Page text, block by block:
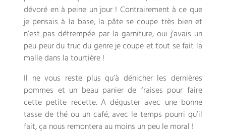
dévoré en à peine un jour ! Contrairement à ce que
je pensais à la base, la pâte se coupe très bien et
n’est pas détrempée par la garniture, oui j’avais un
peu peur du truc du genre je coupe et tout se fait la
malle dans la tourtière !
Il ne vous reste plus qu’à dénicher les dernières
pommes et un beau panier de fraises pour faire
cette petite recette. A déguster avec une bonne
tasse de thé ou un café, avec le temps pourri qu’il
fait, ça nous remontera au moins un peu le moral !